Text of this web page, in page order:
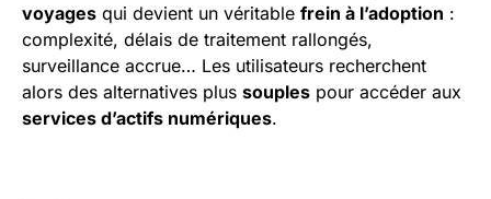
voyages qui devient un véritable frein à l’adoption :
complexité, délais de traitement rallongés,
surveillance accrue… Les utilisateurs recherchent
alors des alternatives plus souples pour accéder aux
services d’actifs numériques.